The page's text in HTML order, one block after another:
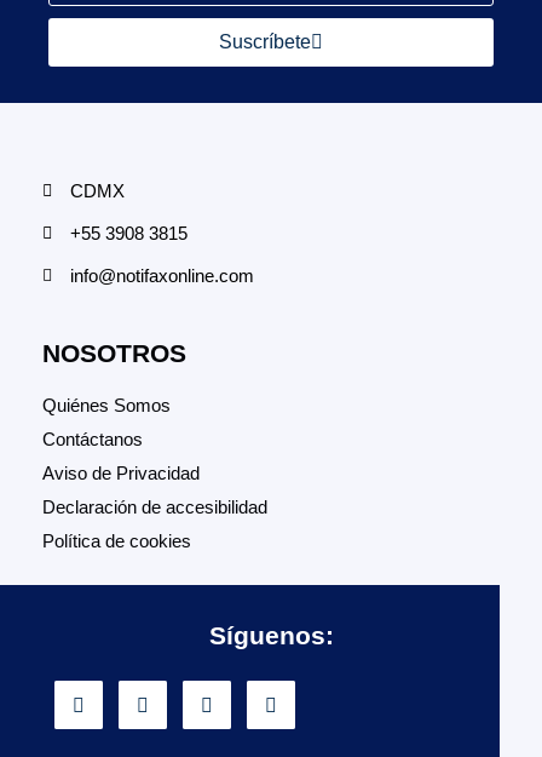
Suscríbete
CDMX
+55 3908 3815
info@notifaxonline.com
NOSOTROS
Quiénes Somos
Contáctanos
Aviso de Privacidad
Declaración de accesibilidad
Política de cookies
Síguenos: